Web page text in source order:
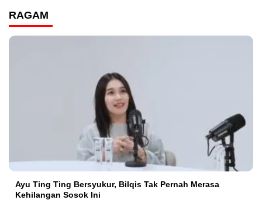
RAGAM
Ayu Ting Ting Bersyukur, Bilqis Tak Pernah Merasa
Kehilangan Sosok Ini